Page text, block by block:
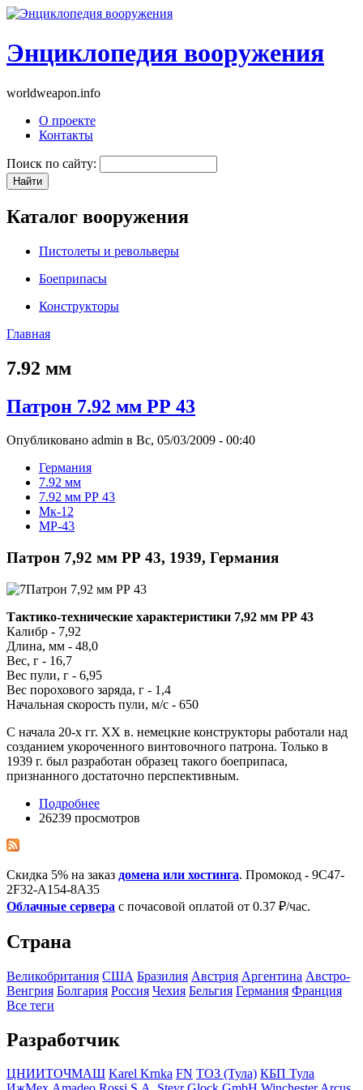
Энциклопедия вооружения
worldweapon.info
О проекте
Контакты
Поиск по сайту:
Каталог вооружения
Пистолеты и револьверы
Боеприпасы
Конструкторы
Главная
7.92 мм
Патрон 7.92 мм РР 43
Опубликовано admin в Вс, 05/03/2009 - 00:40
Германия
7.92 мм
7.92 мм РР 43
Мк-12
МР-43
Патрон 7,92 мм РР 43, 1939, Германия
Тактико-технические характеристики 7,92 мм РР 43
Калибр - 7,92
Длина, мм - 48,0
Вес, г - 16,7
Вес пули, г - 6,95
Вес порохового заряда, г - 1,4
Начальная скорость пули, м/с - 650
С начала 20-х гг. XX в. немецкие конструкторы работали над
созданием укороченного винтовочного патрона. Только в
1939 г. был разработан образец такого боеприпаса,
признанного достаточно перспективным.
Подробнее
26239 просмотров
Скидка 5% на заказ домена или хостинга. Промокод - 9C47-
2F32-A154-8A35
Облачные сервера с почасовой оплатой от 0.37 ₽/час.
Страна
Великобритания США Бразилия Австрия Аргентина Австро-
Венгрия Болгария Росcия Чехия Бельгия Германия Франция
Все теги
Разработчик
ЦНИИТОЧМАШ Karel Krnka FN ТОЗ (Тула) КБП Тула